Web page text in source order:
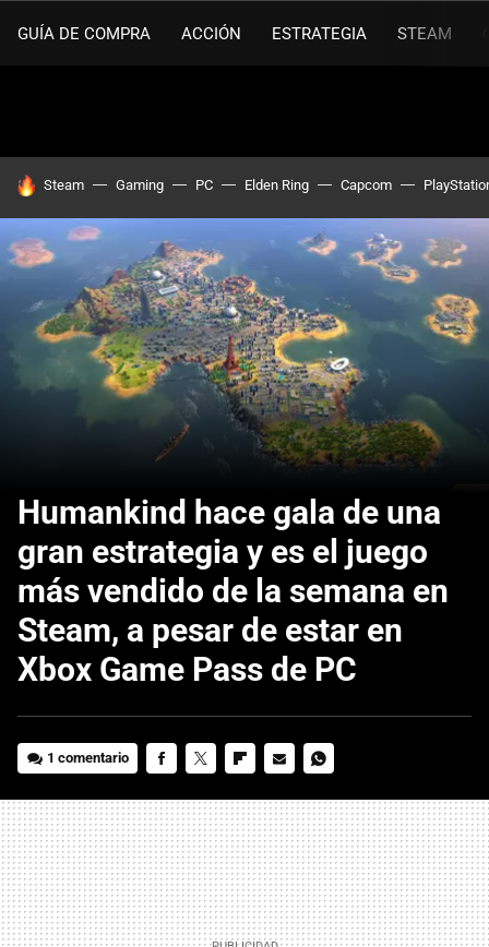
GUÍA DE COMPRA ACCIÓN ESTRATEGIA STEAM
HOY SE HABLA DE
Steam Gaming PC Elden Ring Capcom
Humankind hace gala de una
gran estrategia y es el juego
más vendido de la semana en
Steam, a pesar de estar en
Xbox Game Pass de PC
1 comentario
MAIL